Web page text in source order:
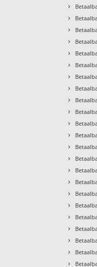
›
›
›
›
›
›
›
›
›
›
›
›
›
›
›
›
›
›
›
›
›
›
›